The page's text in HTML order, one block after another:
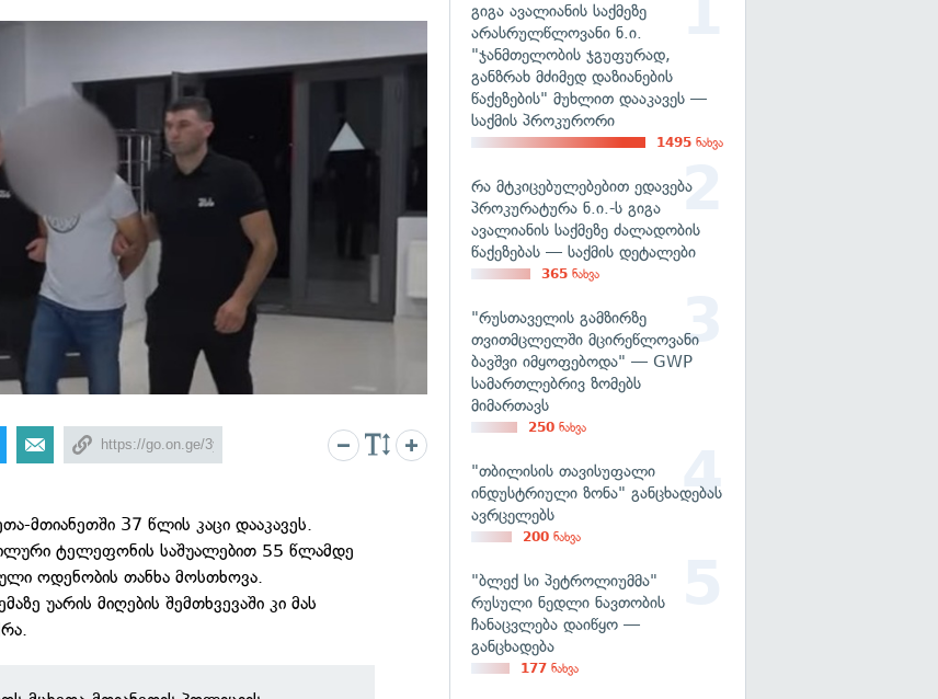
მთიანეთში 37 წლის კაცი დააკავეს.
ტელეფონის საშუალებით 55 წლამდე
ოდენობის თანხა მოსთხოვა.
უარის მიღების შემთხვევაში კი მას
გიგა ავალიანის საქმეზე
არასრულწლოვანი ნ.ი.
"ჯანმთელობის ჯგუფურად,
განზრახ მძიმედ დაზიანების
წაქეზების" მუხლით დააკავეს —
საქმის პროკურორი
1495 ნახვა
რა მტკიცებულებებით ედავება
პროკურატურა ნ.ი.-ს გიგა
ავალიანის საქმეზე ძალადობის
წაქეზებას — საქმის დეტალები
365 ნახვა
"რუსთაველის გამზირზე
თვითმცლელში მცირეწლოვანი
ბავშვი იმყოფებოდა" — GWP
სამართლებრივ ზომებს
მიმართავს
250 ნახვა
"თბილისის თავისუფალი
ინდუსტრიული ზონა" განცხადებას
ავრცელებს
200 ნახვა
"ბლექ სი პეტროლიუმმა"
რუსული ნედლი ნავთობის
ჩანაცვლება დაიწყო —
განცხადება
177 ნახვა